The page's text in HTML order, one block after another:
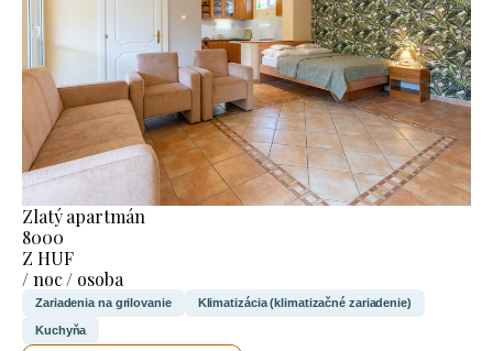
Zlatý apartmán
8000
Z HUF
/ noc / osoba
Zariadenia na grilovanie Klimatizácia (klimatizačné zariadenie)
Kuchyňa